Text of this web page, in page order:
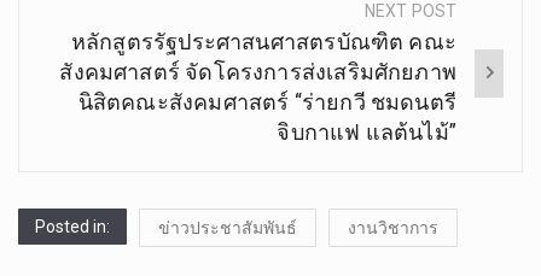
NEXT POST
หลักสูตรรัฐประศาสนศาสตรบัณฑิต คณะ
สังคมศาสตร์ จัดโครงการส่งเสริมศักยภาพ
นิสิตคณะสังคมศาสตร์ “ร่ายกวี ชมดนตรี
จิบกาแฟ แลต้นไม้”
Posted in: ข่าวประชาสัมพันธ์ งานวิชาการ